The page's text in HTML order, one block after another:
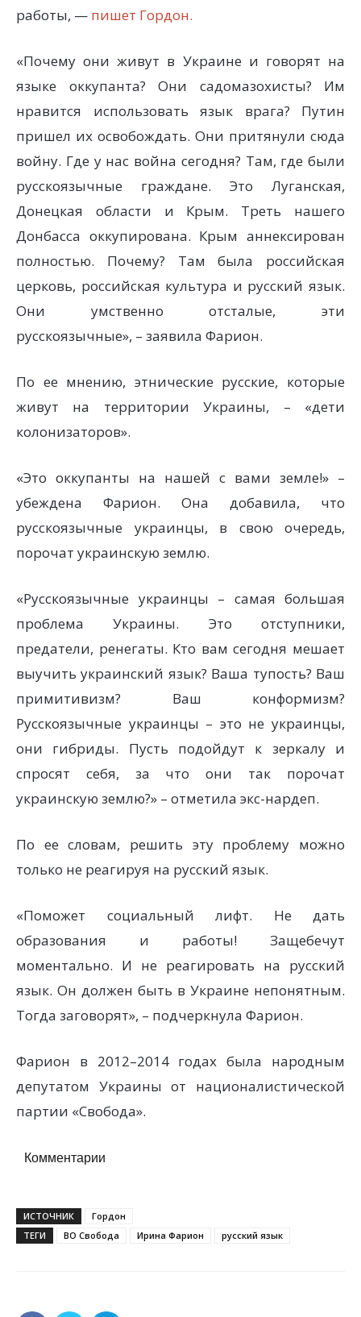
работы, — пишет Гордон.
«Почему они живут в Украине и говорят на
языке оккупанта? Они садомазохисты? Им
нравится использовать язык врага? Путин
пришел их освобождать. Они притянули сюда
войну. Где у нас война сегодня? Там, где были
русскоязычные граждане. Это Луганская,
Донецкая области и Крым. Треть нашего
Донбасса оккупирована. Крым аннексирован
полностью. Почему? Там была российская
церковь, российская культура и русский язык.
Они умственно отсталые, эти
русскоязычные», – заявила Фарион.
По ее мнению, этнические русские, которые
живут на территории Украины, – «дети
колонизаторов».
«Это оккупанты на нашей с вами земле!» –
убеждена Фарион. Она добавила, что
русскоязычные украинцы, в свою очередь,
порочат украинскую землю.
«Русскоязычные украинцы – самая большая
проблема Украины. Это отступники,
предатели, ренегаты. Кто вам сегодня мешает
выучить украинский язык? Ваша тупость? Ваш
примитивизм? Ваш конформизм?
Русскоязычные украинцы – это не украинцы,
они гибриды. Пусть подойдут к зеркалу и
спросят себя, за что они так порочат
украинскую землю?» – отметила экс-нардеп.
По ее словам, решить эту проблему можно
только не реагируя на русский язык.
«Поможет социальный лифт. Не дать
образования и работы! Защебечут
моментально. И не реагировать на русский
язык. Он должен быть в Украине непонятным.
Тогда заговорят», – подчеркнула Фарион.
Фарион в 2012–2014 годах была народным
депутатом Украины от националистической
партии «Свобода».
Комментарии
ИСТОЧНИК
Гордон
ТЕГИ
ВО Свобода Ирина Фарион русский язык